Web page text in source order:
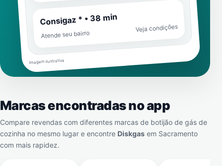
Consigaz * • 38 min
Atende seu bairro
Veja condições
Imagem ilustrativa
Marcas encontradas no app
Compare revendas com diferentes marcas de botijão de gás de
cozinha no mesmo lugar e encontre Diskgas em Sacramento
com mais rapidez.